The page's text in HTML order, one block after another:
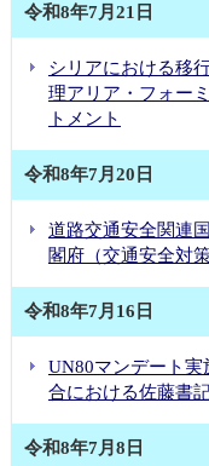
令和8年7月21日
シリアにおける移
理アリア・フォー
トメント
令和8年7月20日
道路交通安全関連
閣府（交通安全対
令和8年7月16日
UN80マンデート
合における佐藤書
令和8年7月8日